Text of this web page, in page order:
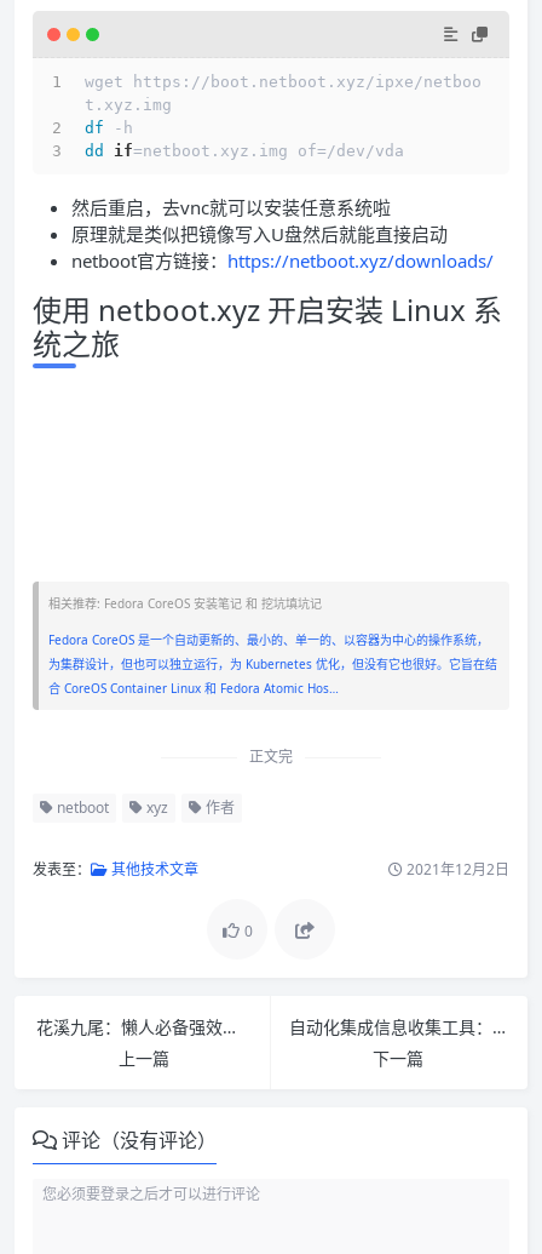
wget https://boot.netboot.xyz/ipxe/netboo
t.xyz.img
df -h
dd
if=netboot.xyz.img of=/dev/vda
然后重启，去vnc就可以安装任意系统啦
原理就是类似把镜像写入U盘然后就能直接启动
netboot官方链接： https://netboot.xyz/downloads/
使用 netboot.xyz 开启安装 Linux 系
统之旅
相关推荐: Fedora CoreOS 安装笔记 和 挖坑填坑记
Fedora CoreOS 是一个自动更新的、最小的、单一的、以容器为中心的操作系统，
为集群设计，但也可以独立运行，为 Kubernetes 优化，但没有它也很好。它旨在结
合 CoreOS Container Linux 和 Fedora Atomic Hos…
正文完
netboot xyz 作者
发表至： 其他技术文章 2021年12月2日
0
花溪九尾：懒人必备强效漏洞扫描器
上一篇
自动化集成信息收集工具：infoscaner
下一篇
评论（没有评论）